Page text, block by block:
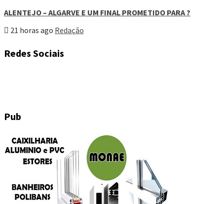
ALENTEJO – ALGARVE E UM FINAL PROMETIDO PARA ?
21 horas ago Redação
Redes Sociais
Pub